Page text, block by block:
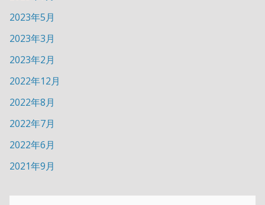
2023年5月
2023年3月
2023年2月
2022年12月
2022年8月
2022年7月
2022年6月
2021年9月